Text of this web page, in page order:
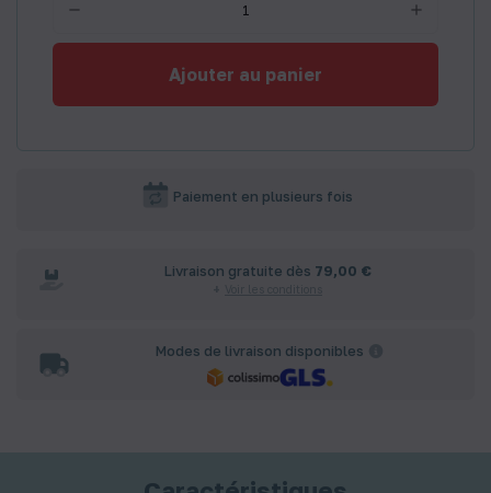
Ajouter au panier
Paiement en plusieurs fois
Livraison gratuite dès 79,00 €
Modes de livraison disponibles